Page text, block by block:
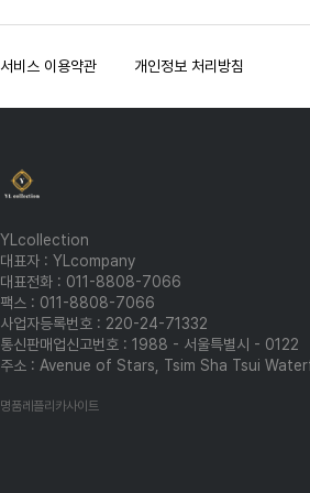
서비스 이용약관 개인정보 처리방침
YLcollection
대표자 : YLcompany
대표전화 : 011-8808-7066
팩스 : 011-8808-7066
사업자등록번호 : 220-24-71332
통신판매업신고번호 : 1988 - 서울특별시 - 0122
주소 : Avenue of Stars, Tsim Sha Tsui
명품레플리카사이트